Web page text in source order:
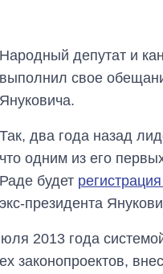
Народный депутат и
выполнил свое
Януковича.
Так, два года назад
что одним из его
Раде будет
экс-президента
2013 года
законопроектов,